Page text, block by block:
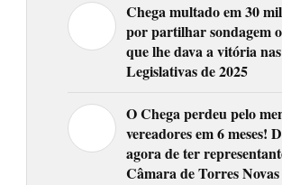
Chega multado em 30
por partilhar sondagem
que lhe dava a vitória nas
Legislativas de 2025
O Chega perdeu pelo
vereadores em 6 meses!
agora de ter
Câmara de Torres Novas